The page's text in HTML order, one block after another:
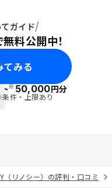
ガイド
料公開中！
てみる
※50,000円分
件・上限あり
（リノシー）の評判・口コミ